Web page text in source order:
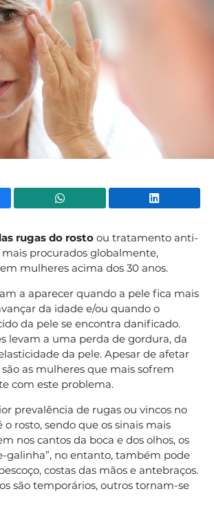
Facebook WhatsApp
rugas do rosto ou tratamento anti-
mais procurados globalmente,
mulheres acima dos 30 anos.
a aparecer quando a pele fica mais
da idade e/ou quando o
da pele se encontra danificado.
levam a uma perda de gordura, da
da pele. Apesar de afetar
são as mulheres que mais sofrem
com este problema.
prevalência de rugas ou vincos no
rosto, sendo que os sinais mais
nos cantos da boca e dos olhos, os
galinha”, no entanto, também pode
costas das mãos e antebraços.
são temporários, outros tornam-se